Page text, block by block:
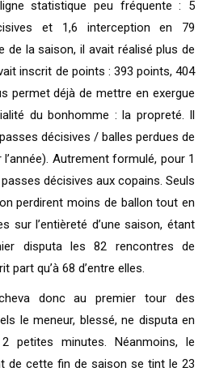
statistique peu fréquente : 5
et 1,6 interception en 79
de la saison, il avait réalisé plus de
inscrit de points : 393 points, 404
permet déjà de mettre en exergue
du bonhomme : la propreté. Il
décisives / balles perdues de
Autrement formulé, pour 1
décisives aux copains. Seuls
perdirent moins de ballon tout en
sur l’entièreté d’une saison, étant
disputa les 82 rencontres de
part qu’à 68 d’entre elles.
donc au premier tour des
le meneur, blessé, ne disputa en
minutes. Néanmoins, le
de cette fin de saison se tint le 23